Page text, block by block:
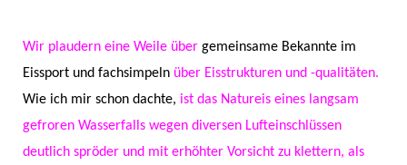
Wir plaudern eine Weile über gemeinsame Bekannte im
Eissport und fachsimpeln über Eisstrukturen und -qualitäten.
Wie ich mir schon dachte, ist das Natureis eines langsam
gefroren Wasserfalls wegen diversen Lufteinschlüssen
deutlich spröder und mit erhöhter Vorsicht zu klettern, als